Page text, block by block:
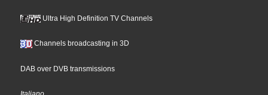
Ultra High Definition TV Channels
Channels broadcasting in 3D
DAB over DVB transmissions